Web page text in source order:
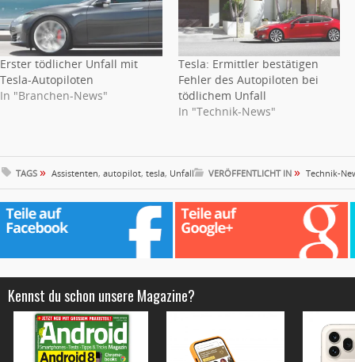
Erster tödlicher Unfall mit
Tesla-Autopiloten
In "Branchen-News"
Tesla: Ermittler bestätigen
Fehler des Autopiloten bei
tödlichem Unfall
In "Technik-News"
TAGS » Assistenten, autopilot, tesla, Unfall VERÖFFENTLICHT IN » Technik-
Kennst du schon unsere Magazine?